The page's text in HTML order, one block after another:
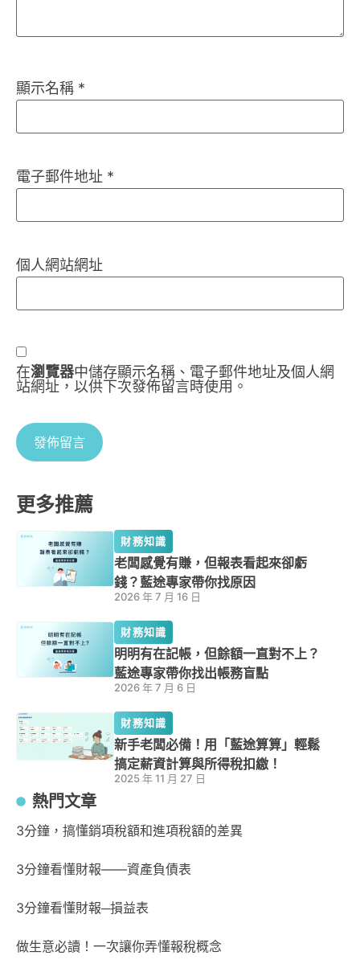
顯示名稱 *
電子郵件地址 *
個人網站網址
在瀏覽器中儲存顯示名稱、電子郵件地址及個人網
站網址，以供下次發佈留言時使用。
更多推薦
財務知識
老闆感覺有賺，但報表看起來卻虧
錢？藍途專家帶你找原因
2026 年 7 月 16 日
財務知識
明明有在記帳，但餘額一直對不上？
藍途專家帶你找出帳務盲點
2026 年 7 月 6 日
財務知識
新手老闆必備！用「藍途算算」輕鬆
搞定薪資計算與所得稅扣繳！
2025 年 11 月 27 日
熱門文章
3分鐘，搞懂銷項稅額和進項稅額的差異
3分鐘看懂財報——資產負債表
3分鐘看懂財報─損益表
做生意必讀！一次讓你弄懂報稅概念